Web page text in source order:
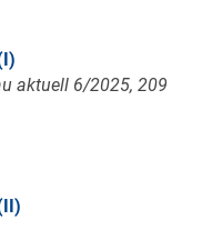
aktuell 6/2025, 209